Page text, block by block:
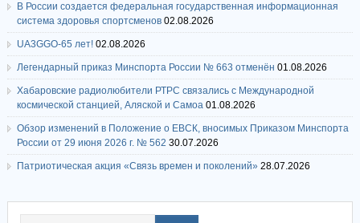
В России создается федеральная государственная информационная
система здоровья спортсменов 02.08.2026
UA3GGO-65 лет! 02.08.2026
Легендарный приказ Минспорта России № 663 отменён 01.08.2026
Хабаровские радиолюбители РТРС связались с Международной
космической станцией, Аляской и Самоа 01.08.2026
Обзор изменений в Положение о ЕВСК, вносимых Приказом Минспорта
России от 29 июня 2026 г. № 562 30.07.2026
Патриотическая акция «Связь времен и поколений» 28.07.2026